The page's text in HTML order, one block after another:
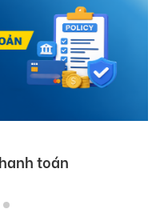
chứng chỉ TOEFL